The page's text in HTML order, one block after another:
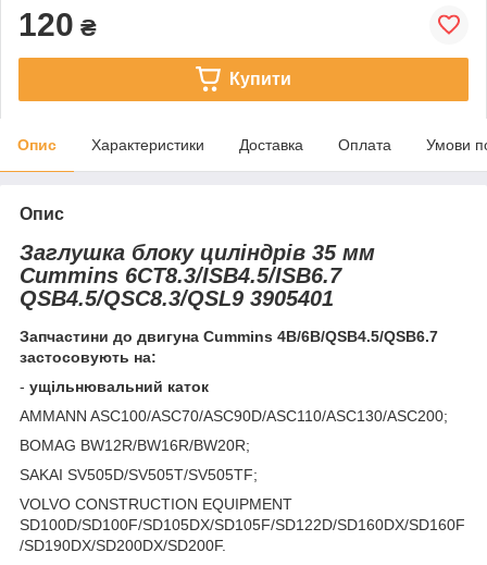
120 ₴
Купити
Опис Характеристики Доставка Оплата Умови
Опис
Заглушка блоку циліндрів 35 мм
Cummins 6CT8.3/ISB4.5/ISB6.7
QSB4.5/QSC8.3/QSL9 3905401
Запчастини до двигуна Cummins 4B/6B/QSB4.5/QSB6.7
застосовують на:
- ущільнювальний каток
AMMANN ASC100/ASC70/ASC90D/ASC110/ASC130/ASC200;
BOMAG BW12R/BW16R/BW20R;
SAKAI SV505D/SV505T/SV505TF;
VOLVO CONSTRUCTION EQUIPMENT
SD100D/SD100F/SD105DX/SD105F/SD122D/SD160DX/SD160F
/SD190DX/SD200DX/SD200F.